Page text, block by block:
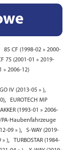
85 CF (1998-02 » 2000-
75 (2001-01 » 2019-
» 2006-12)
IV (2013-05 » ),
,
EUROTECH MP
(1993-01 » 2006-
PA-Haubenfahrzeuge
09 » ),
S-WAY (2019-
» ),
TURBOSTAR (1984-